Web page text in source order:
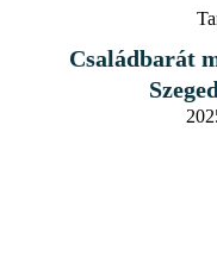
Családbarát